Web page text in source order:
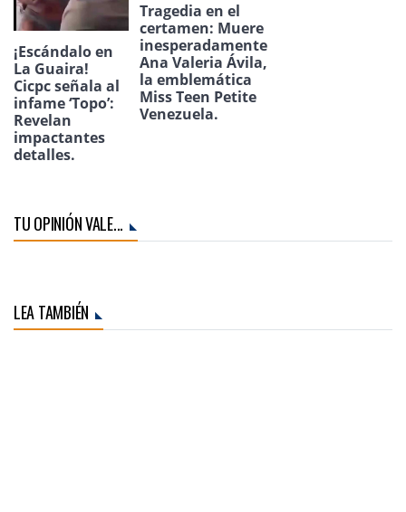
¡Escándalo en
La Guaira!
Cicpc señala al
infame ‘Topo’:
Revelan
impactantes
detalles.
Tragedia en el
certamen: Muere
inesperadamente
Ana Valeria Ávila,
la emblemática
Miss Teen Petite
Venezuela.
TU OPINIÓN VALE...
LEA TAMBIÉN